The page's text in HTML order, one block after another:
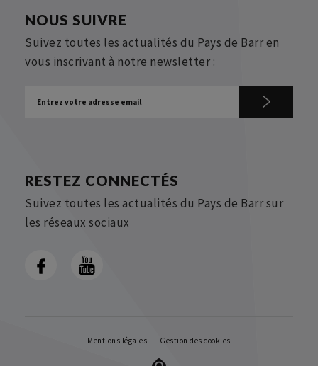
NOUS SUIVRE
Suivez toutes les actualités du Pays de Barr en
vous inscrivant à notre newsletter :
RESTEZ CONNECTÉS
Suivez toutes les actualités du Pays de Barr sur
les réseaux sociaux
Mentions légales Gestion des cookies